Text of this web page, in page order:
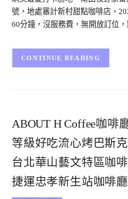
號，地處審計新村甜點咖啡店，
60分鐘，沒服務費，無開放訂位
CONTINUE READING
ABOUT H Coffee咖啡
等級好吃流心烤巴斯
台北華山藝文特區咖
捷運忠孝新生站咖啡